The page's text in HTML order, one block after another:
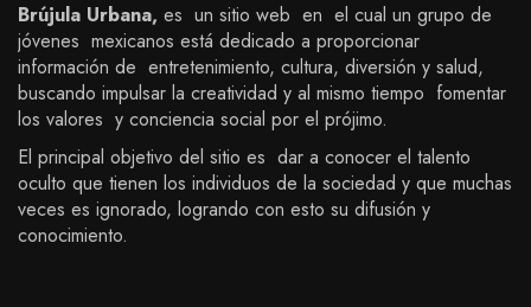
Brújula Urbana, es un sitio web en el cual un grupo de
jóvenes mexicanos está dedicado a proporcionar
información de entretenimiento, cultura, diversión y salud,
buscando impulsar la creatividad y al mismo tiempo fomentar
los valores y conciencia social por el prójimo.
El principal objetivo del sitio es dar a conocer el talento
oculto que tienen los individuos de la sociedad y que muchas
veces es ignorado, logrando con esto su difusión y
conocimiento.